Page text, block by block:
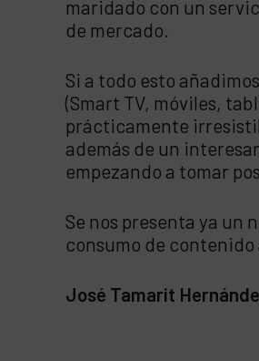
maridado con un
de mercado.
Si a todo esto
(Smart TV, móviles,
prácticamente
además de un
empezando a tomar
Se nos presenta ya un
consumo de contenido
José Tamarit